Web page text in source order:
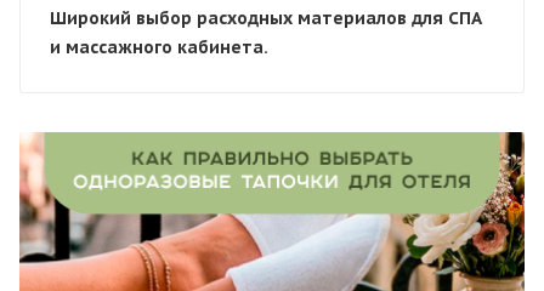
Широкий выбор расходных материалов для СПА
и массажного кабинета.